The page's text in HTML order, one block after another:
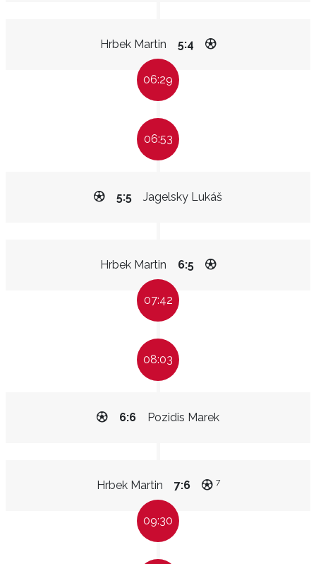
Hrbek Martin 5:4
06:29
06:53
Jagelsky Lukáš
5:5
Hrbek Martin 6:5
07:42
08:03
Pozidis Marek
6:6
Hrbek Martin 7:6 7
09:30